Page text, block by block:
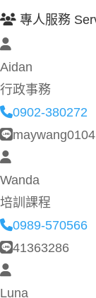
專人服務
Aidan
行政事務
0902-380272
maywang0104
Wanda
培訓課程
0989-570566
41363286
Luna